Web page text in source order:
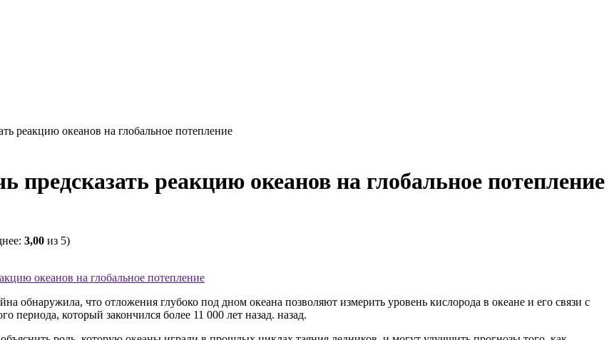
реакцию океанов на глобальное потепление
реакцию океанов на глобальное потепление
3,00 из 5)
океанов на глобальное потепление
обнаружила, что отложения глубоко под дном океана позволяют измерить уровень кислорода в океане и его связи с
периода, который закончился более 11 000 лет назад. назад.